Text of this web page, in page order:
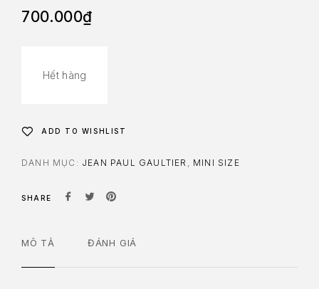
700.000₫
Hết hàng
ADD TO WISHLIST
DANH MỤC: JEAN PAUL GAULTIER MINI SIZE
SHARE
MÔ TẢ ĐÁNH GIÁ